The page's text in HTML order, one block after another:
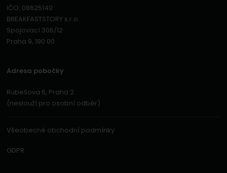
IČO: 08625140
BREAKFASTSTORY s.r.o.
Spojovací 306/12
Praha 9, 190 00
Adresa pobočky
Rubešova 6, Praha 2
(neslouží pro osobní odběr)
Všeobecné obchodní podmínky
GDPR